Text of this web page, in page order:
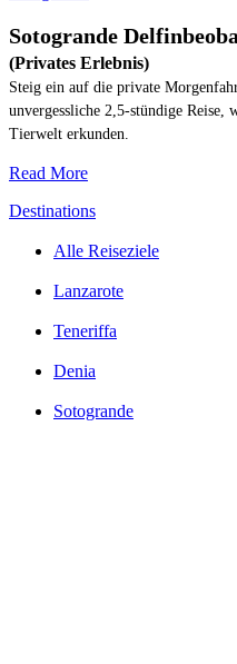
Sotogrande
(Privates Erlebnis)
Steig ein auf die private
unvergessliche 2,5-stündige Reise,
Tierwelt erkunden.
Read More
Destinations
Alle Reiseziele
Lanzarote
Teneriffa
Denia
Sotogrande